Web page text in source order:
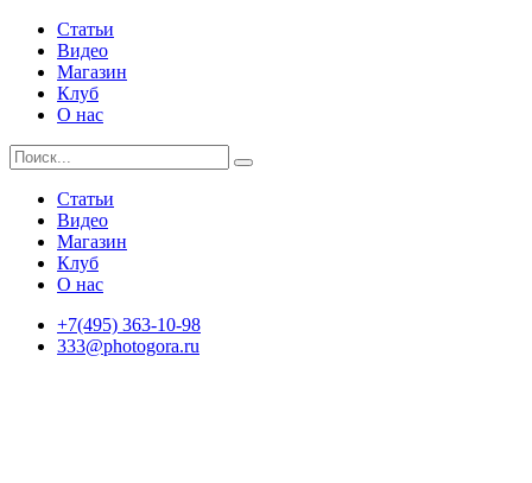
Статьи
Видео
Магазин
Клуб
О нас
Статьи
Видео
Магазин
Клуб
О нас
+7(495) 363-10-98
333@photogora.ru